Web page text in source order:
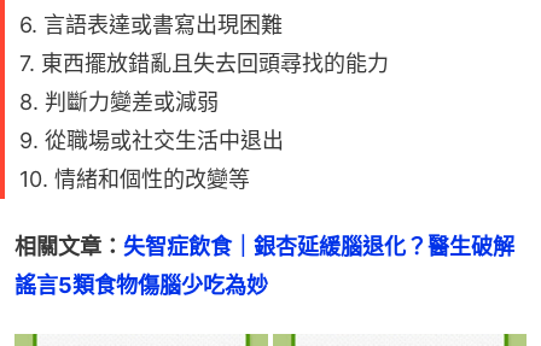
6. 言語表達或書寫出現困難
7. 東西擺放錯亂且失去回頭尋找的能力
8. 判斷力變差或減弱
9. 從職場或社交生活中退出
10. 情緒和個性的改變等
相關文章： 失智症飲食｜銀杏延緩腦退化？醫生破解
謠言5類食物傷腦少吃為妙